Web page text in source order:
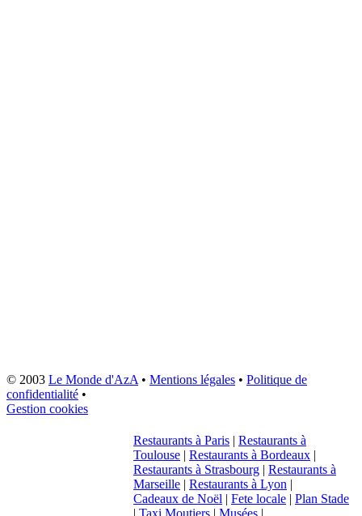
© 2003 Le Monde d'AzA• Mentions légales • Politique de
confidentialité •
Gestion cookies
Restaurants à Paris | Restaurants à
Toulouse | Restaurants à Bordeaux |
Restaurants à Strasbourg | Restaurants à
Marseille | Restaurants à Lyon |
Cadeaux de Noël | Fete locale | Plan Stade